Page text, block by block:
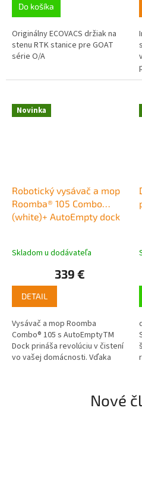
Do košíka
Originálny ECOVACS držiak na
stenu RTK stanice pre GOAT
série O/A
Novinka
Robotický vysávač a mop
Roomba® 105 Combo
(white)+ AutoEmpty dock
Skladom u dodávateľa
339 €
DETAIL
Vysávač a mop Roomba
Combo® 105 s AutoEmptyTM
Dock prináša revolúciu v čistení
vo vašej domácnosti. Vďaka
Nové